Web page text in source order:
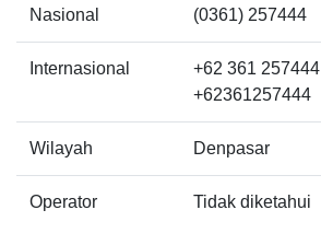
Nasional (0361) 257444
Internasional
+62 361 257444
+62361257444
Wilayah Denpasar
Operator Tidak diketahui